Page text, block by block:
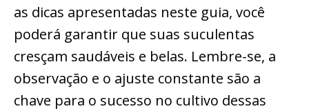
as dicas apresentadas neste guia, você
poderá garantir que suas suculentas
cresçam saudáveis e belas. Lembre-se, a
observação e o ajuste constante são a
chave para o sucesso no cultivo dessas